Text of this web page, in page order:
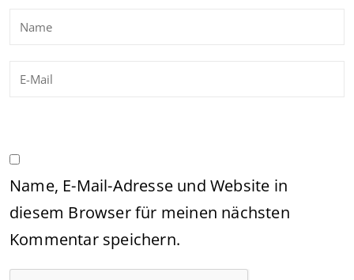
Name, E-Mail-Adresse und Website in
diesem Browser für meinen nächsten
Kommentar speichern.